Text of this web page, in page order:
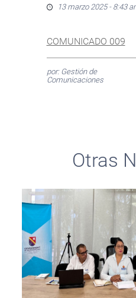
13 marzo 2025 - 8:43
COMUNICADO 009
por: Gestión de
Comunicaciones
Otras